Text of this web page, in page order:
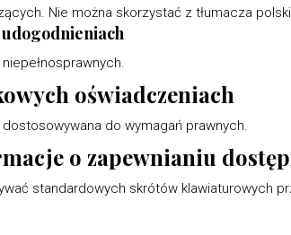
Nie można skorzystać z tłumacza
oświadczeniach
do wymagań prawnych.
o zapewnianiu
standardowych skrótów klawiaturowych